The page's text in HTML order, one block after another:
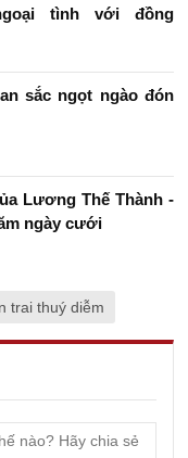
tình với đồng
sắc ngọt ngào đón
Lương Thế Thành -
ngày cưới
trai thuý diễm